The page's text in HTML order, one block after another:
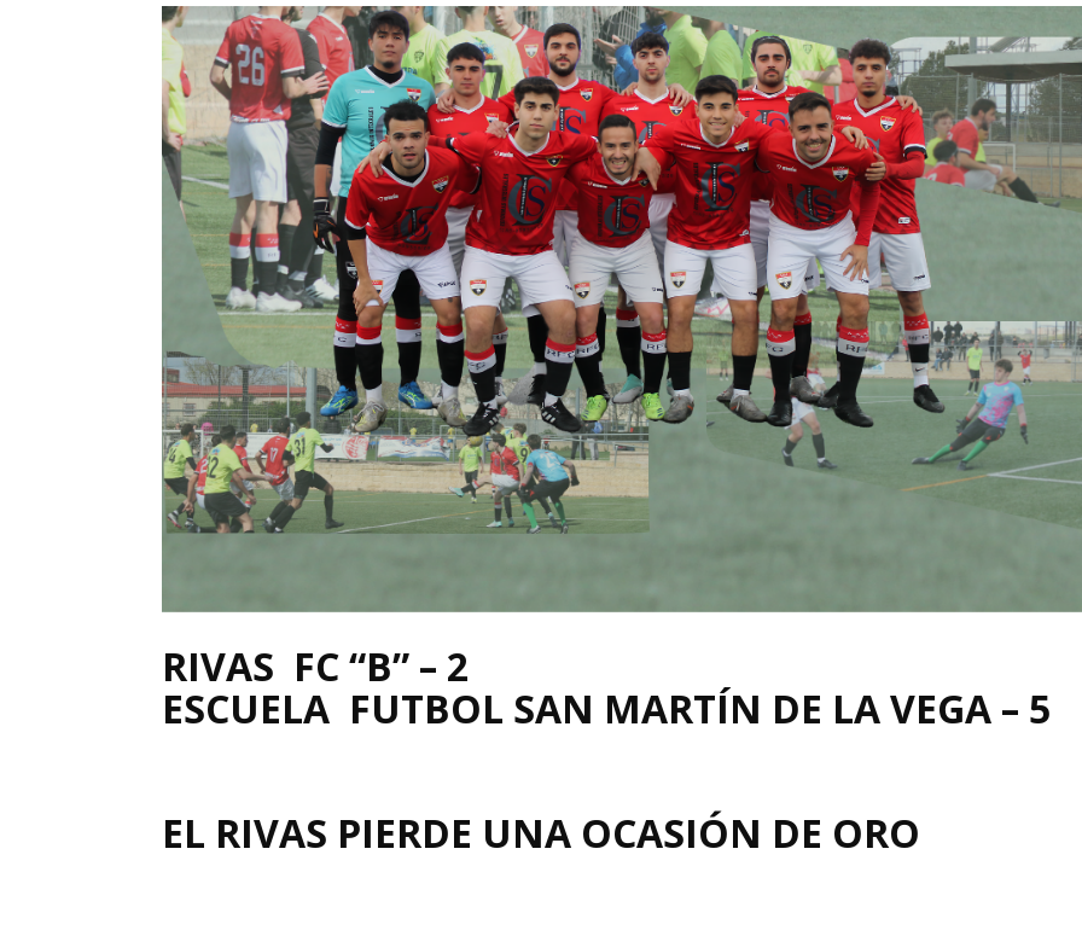
RIVAS FC “B” – 2
ESCUELA FUTBOL SAN MARTÍN DE LA VEGA – 5
EL RIVAS PIERDE UNA OCASIÓN DE ORO